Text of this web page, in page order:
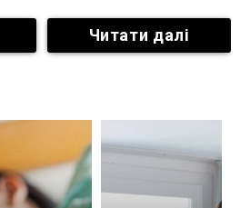
Читати далі